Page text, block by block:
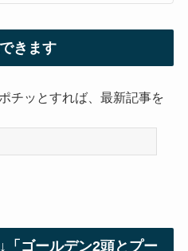
きます
チッとすれば、最新記事を
「ゴールデン2頭とプー